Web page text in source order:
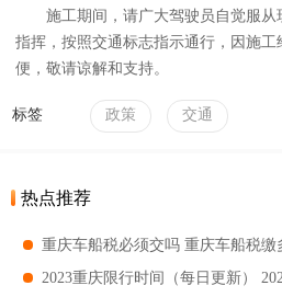
施工期间，请广大驾驶员自觉服
指挥，按照交通标志指示通行，因施
便，敬请谅解和支持。
标签 政策 交通
热点推荐
重庆车船税必须交吗 重庆车船税缴